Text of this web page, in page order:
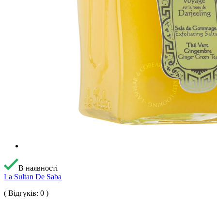
В наявності
La Sultan De Saba
( Відгуків: 0 )